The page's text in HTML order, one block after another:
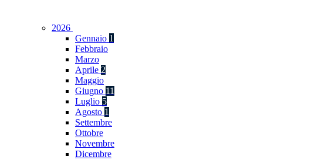
2026
Gennaio 1
Febbraio
Marzo
Aprile 2
Maggio
Giugno 11
Luglio 5
Agosto 1
Settembre
Ottobre
Novembre
Dicembre